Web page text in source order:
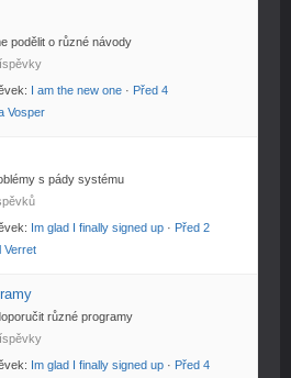
podělit o různé návody
I am the new one · Před 4
Vosper
s pády systému
Im glad I finally signed up · Před 2
Verret
různé programy
Im glad I finally signed up · Před 4